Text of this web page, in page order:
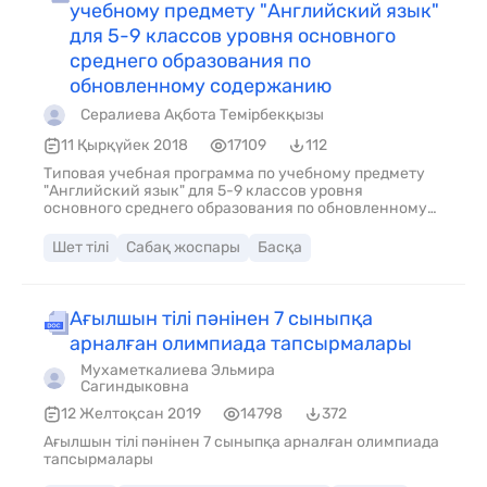
учебному предмету "Английский язык"
для 5-9 классов уровня основного
среднего образования по
обновленному содержанию
Сералиева Ақбота Темірбекқызы
11 Қырқүйек 2018
17109
112
Типовая учебная программа по учебному предмету
"Английский язык" для 5-9 классов уровня
основного среднего образования по обновленному
Шет тілі
Сабақ жоспары Басқа
Ағылшын тілі пәнінен 7 сыныпқа
арналған олимпиада тапсырмалары
Мухаметкалиева Эльмира
Сагиндыковна
12 Желтоқсан 2019
14798
372
Ағылшын тілі пәнінен 7 сыныпқа арналған олимпиада
тапсырмалары